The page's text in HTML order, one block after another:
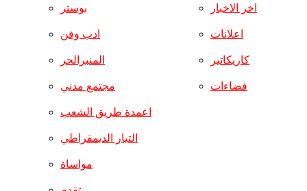
بوستر
ادب وفن
المنبرالحر
مجتمع مدني
اخر الاخبار
اعلانات
كاريكاتير
فضاءات
اعمدة طريق الشعب
التيار الديمقراطي
مواساة